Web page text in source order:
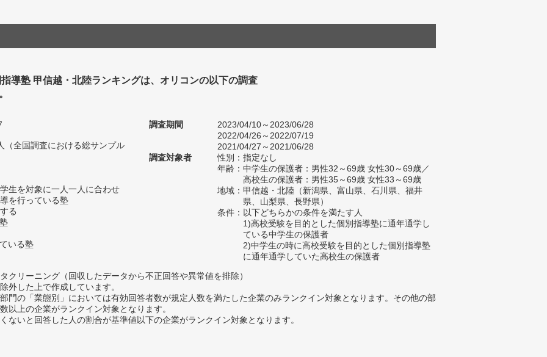
導塾 甲信越・北陸ランキングは、オリコンの以下の調査
（全国調査における総サンプル
生を対象に一人一人に合わせ
を行っている塾
る
いる塾
調査期間
2023/04/10～2023/06/28
2022/04/26～2022/07/19
2021/04/27～2021/06/28
調査対象者
性別：指定なし
年齢：中学生の保護者：男性32～69歳 女性30～69歳／
高校生の保護者：男性35～69歳 女性33～69歳
地域：甲信越・北陸（新潟県、富山県、石川県、福井
県、山梨県、長野県）
条件：以下どちらかの条件を満たす人
1)高校受験を目的とした個別指導塾に通年通学し
ている中学生の保護者
2)中学生の時に高校受験を目的とした個別指導塾
に通年通学していた高校生の保護者
リーニング（回収したデータから不正回答や異常値を排除）
した上で作成しています。
門の「業態別」においては有効回答者数が規定人数を満たした企業のみランクイン対象となります。その他の部
以上の企業がランクイン対象となります。
いと回答した人の割合が基準値以下の企業がランクイン対象となります。